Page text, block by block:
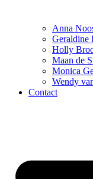
Anna
Geraldine
Holly
Maan de
Monica
Wendy
Contact